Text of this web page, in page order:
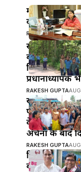
महुआ के विद्युत
को आयोजित
RAKESH GUPTA
खानपुर प्रखंड
बड़ी
प्रधानाध्यापक
RAKESH GUPTA
खानपुर बाजार
पावन पर्व नाग
के पुजारी ने
अर्चना के बाद
RAKESH GUPTA
हिंदी सिनेमा में
बीए ने : मनोज